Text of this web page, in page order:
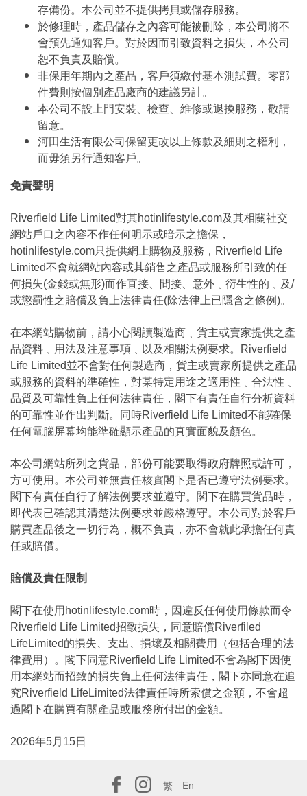
存備份。本公司並不提供拷貝或儲存服務。
於修理時，產品儲存之內容可能被刪除，本公司將不
會預先通知客戶。對於因而引致資料之損失，本公司
恕不負責及賠償。
非保用年期內之產品，客戶須繳付基本測試費。零部
件費則按個別產品廠商的建議另計。
本公司不設上門安裝、檢查、維修或退換服務，敬請
留意。
河田生活有限公司保留更改以上條款及細則之權利，
而毋須另行通知客戶。
免責聲明
Riverfield Life Limited對其hotinlifestyle.com及其相關社交
網站戶口之內容不作任何明示或暗示之擔保，
hotinlifestyle.com只提供網上購物及服務，Riverfield Life
Limited不會就網站內容或其銷售之產品或服務所引致的任
何損失(金錢或無形)而作直接、間接、意外﹑衍生性的﹑及/
或懲罰性之賠償及負上法律責任(除法律上已隱含之條例)。
在本網站購物前，請小心閱讀製造商﹑貨主或賣家提供之產
品資料﹑用法及注意事項﹑以及相關法例要求。Riverfield
Life Limited並不會對任何製造商，貨主或賣家所提供之產品
或服務的資料的準確性，對某特定用途之適用性﹑合法性﹑
品質及可靠性負上任何法律責任，閣下有責任自行分析資料
的可靠性並作出判斷。同時Riverfield Life Limited不能確保
任何電腦屏幕均能準確顯示產品的真實面貌及顏色。
本公司網站所列之貨品，部份可能要取得政府牌照或許可，
方可使用。本公司並無責任核實閣下是否已遵守法例要求。
閣下有責任自行了解法例要求並遵守。閣下在購買貨品時，
即代表已確認其清楚法例要求並嚴格遵守。本公司對於客戶
購買產品後之一切行為，概不負責，亦不會就此承擔任何責
任或賠償。
賠償及責任限制
閣下在使用hotinlifestyle.com時，因違反任何使用條款而令
Riverfield Life Limited招致損失，同意賠償Riverfiled
LifeLimited的損失、支出、損壞及相關費用（包括合理的法
律費用）。閣下同意Riverfield Life Limited不會為閣下因使
用本網站而招致的損失負上任何法律責任，閣下亦同意在追
究Riverfield LifeLimited法律責任時所索償之金額，不會超
過閣下在購買有關產品或服務所付出的金額。
2026年5月15日
繁 En